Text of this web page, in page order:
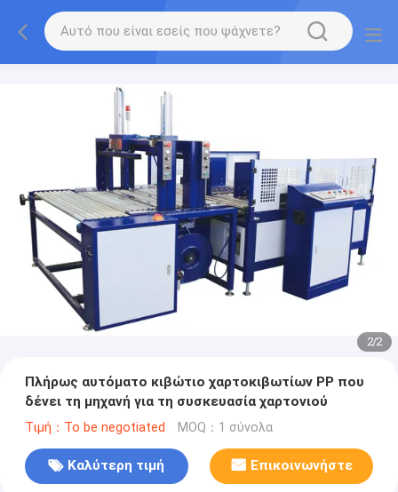
2/2
Πλήρως αυτόματο κιβώτιο χαρτοκιβωτίων PP που
δένει τη μηχανή για τη συσκευασία χαρτονιού
Τιμή：To be negotiated MOQ：1 σύνολα
Καλύτερη τιμή Επικοινωνήστε